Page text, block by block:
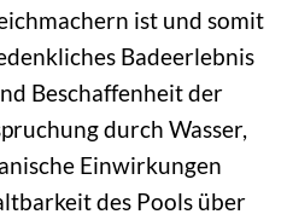
ist und somit
Badeerlebnis
Beschaffenheit der
durch Wasser,
Einwirkungen
des Pools über